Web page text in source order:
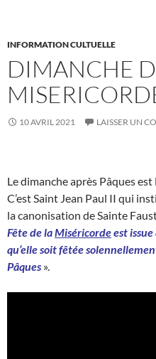
INFORMATION CULTUELLE
DIMANCHE
10 AVRIL 2021 LAISSER UN
Le dimanche après Pâques
C’est Saint Jean Paul II qui
la canonisation de Sainte
Fête de laMiséricordeest
qu’elle soit fêtée
Pâques ».